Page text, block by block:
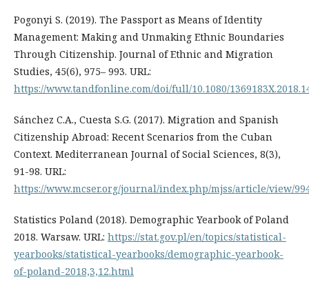
Pogonyi S. (2019). The Passport as Means of Identity
Management: Making and Unmaking Ethnic Boundaries
Through Citizenship. Journal of Ethnic and Migration
Studies, 45(6), 975– 993. URL:
https://www.tandfonline.com/doi/full/10.1080/
Sánchez C.A., Cuesta S.G. (2017). Migration and Spanish
Citizenship Abroad: Recent Scenarios from the Cuban
Context. Mediterranean Journal of Social Sciences, 8(3),
91-98. URL:
https://www.mcser.org/journal/index.php/mjss/article/view/
Statistics Poland (2018). Demographic Yearbook of Poland
2018. Warsaw. URL: https://stat.gov.pl/en/topics/statistical-
yearbooks/statistical-yearbooks/demographic-yearbook-
of-poland-2018,3,12.html